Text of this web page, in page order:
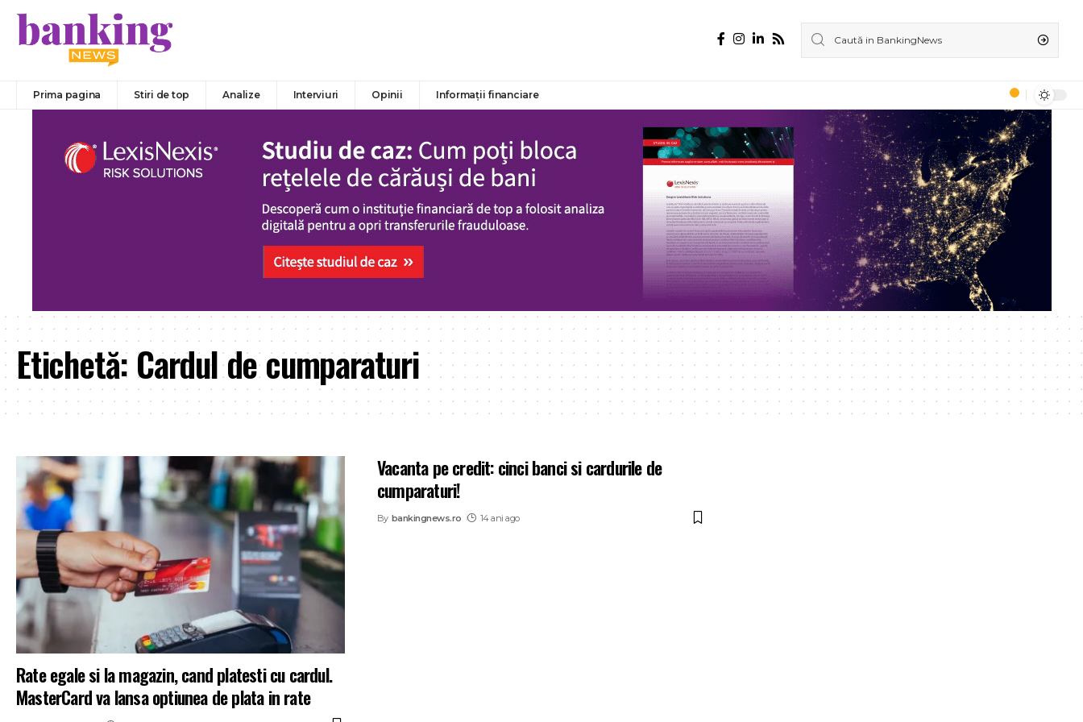
Prima pagina Stiri de top Analize Interviuri Opinii Informații financiare
Etichetă: Cardul de cumparaturi
Rate egale si la magazin, cand platesti cu cardul.
MasterCard va lansa optiunea de plata in rate
Vacanta pe credit: cinci banci si cardurile de
cumparaturi!
By bankingnews.ro 14 ani ago